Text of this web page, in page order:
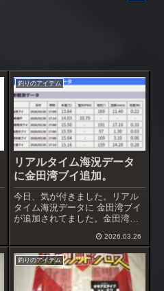
釣りのアイテム
リアルタイム海況データ
に金田湾ブイ追加。
今日、気が付きました。リアル
タイム海況データに 金田湾ブイ
が追加されてました。金田湾ブ
温データ・各種グラフが表示さ
れます。嬉しい事に波高・周
期・波向データが追加されてま
す。波やうねりでどのように推
移していくのか、...
2026.03.26
釣りのアイテム